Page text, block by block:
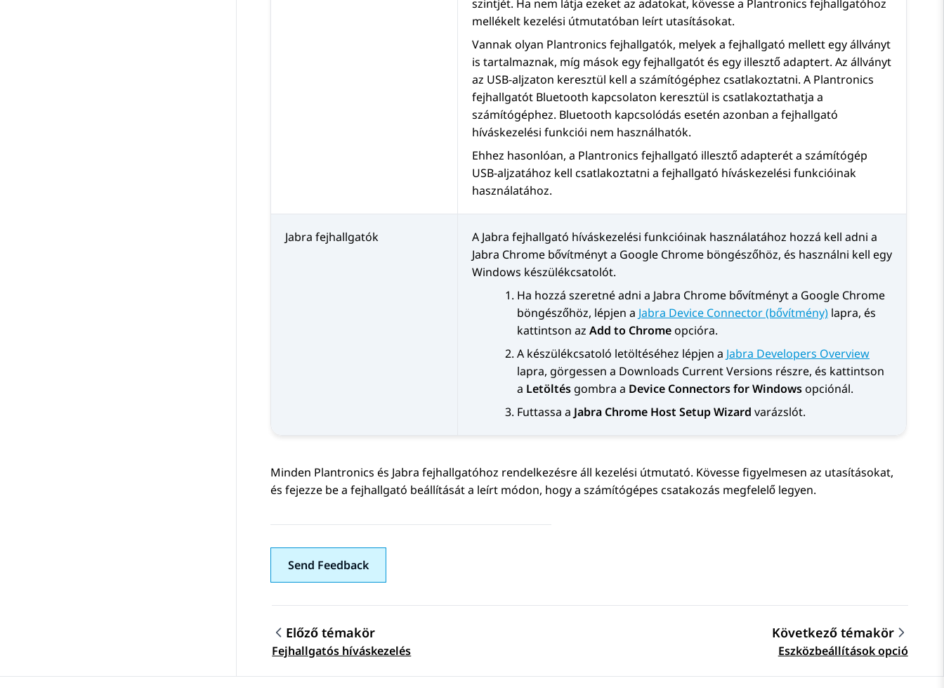
szintjét. Ha nem látja ezeket az adatokat, kövesse a Plantronics fejhallgatóhoz
mellékelt kezelési útmutatóban leírt utasításokat.
Vannak olyan Plantronics fejhallgatók, melyek a fejhallgató mellett egy állványt
is tartalmaznak, míg mások egy fejhallgatót és egy illesztő adaptert. Az állványt
az USB-aljzaton keresztül kell a számítógéphez csatlakoztatni. A Plantronics
fejhallgatót Bluetooth kapcsolaton keresztül is csatlakoztathatja a
számítógéphez. Bluetooth kapcsolódás esetén azonban a fejhallgató
híváskezelési funkciói nem használhatók.
Ehhez hasonlóan, a Plantronics fejhallgató illesztő adapterét a számítógép
USB-aljzatához kell csatlakoztatni a fejhallgató híváskezelési funkcióinak
használatához.
Jabra fejhallgatók
A Jabra fejhallgató híváskezelési funkcióinak használatához hozzá kell adni a
Jabra Chrome bővítményt a Google Chrome böngészőhöz, és használni kell egy
Windows készülékcsatolót.
Ha hozzá szeretné adni a Jabra Chrome bővítményt a Google Chrome
böngészőhöz, lépjen a Jabra Device Connector (bővítmény) lapra, és
kattintson az Add to Chromeopcióra.
A készülékcsatoló letöltéséhez lépjen a Jabra Developers Overview
lapra, görgessen a Downloads Current Versions részre, és kattintson
a Letöltés gombra a Device Connectors for Windowsopciónál.
Futtassa a Jabra Chrome Host Setup Wizard varázslót.
Minden Plantronics és Jabra fejhallgatóhoz rendelkezésre áll kezelési útmutató. Kövesse figyelmesen az utasításokat,
és fejezze be a fejhallgató beállítását a leírt módon, hogy a számítógépes csatakozás megfelelő legyen.
Send Feedback
Topic navigation
Előző témakör
Fejhallgatós híváskezelés
Következő témakör
Eszközbeállítások opció